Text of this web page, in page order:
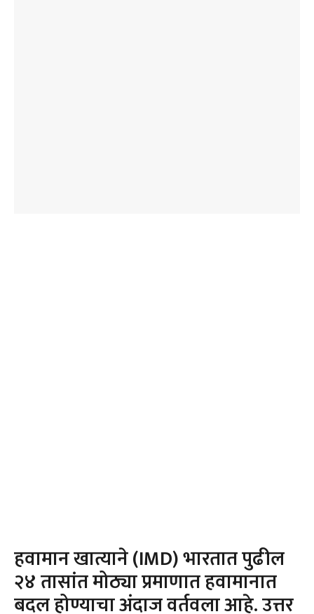
हवामान खात्याने (IMD) भारतात पुढील
२४ तासांत मोठ्या प्रमाणात हवामानात
बदल होण्याचा अंदाज वर्तवला आहे. उत्तर